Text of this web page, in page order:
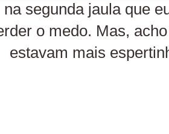
na segunda jaula que
o medo. Mas,
estavam mais